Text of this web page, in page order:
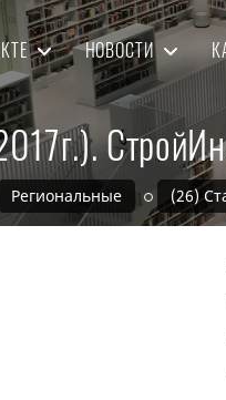
НОВОСТИ
Региональные (26)